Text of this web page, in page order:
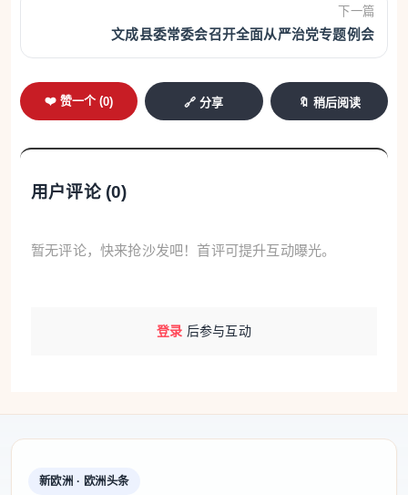
下一篇
文成县委常委会召开全面从严治党专题例会
❤️ 赞一个 (0) 🔗 分享 🔖 稍后阅读
用户评论 (0)
暂无评论，快来抢沙发吧！首评可提升互动曝光。
登录 后参与互动
新欧洲 · 欧洲头条